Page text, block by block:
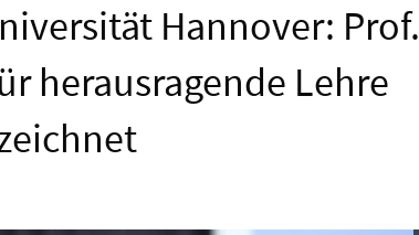
Hannover: Prof.
herausragende Lehre